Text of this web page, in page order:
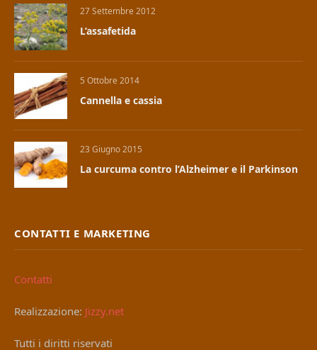
27 Settembre 2012
L’assafetida
5 Ottobre 2014
Cannella e cassia
23 Giugno 2015
La curcuma contro l’Alzheimer e il Parkinson
CONTATTI E MARKETING
Contatti
Realizzazione: Jizzy.net
Tutti i diritti riservati